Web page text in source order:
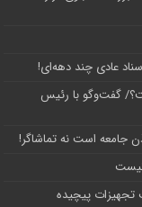
عادی چند‌ دهه‌ای!
گفت‌وگو با رئیس
جامعه است نه تماشاگر!
پیچیده